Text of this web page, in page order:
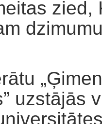
zied,
uzstājās